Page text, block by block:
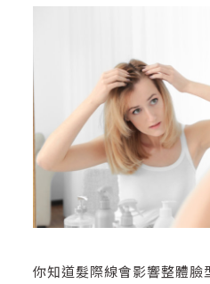
你知道髮際線會影響整體